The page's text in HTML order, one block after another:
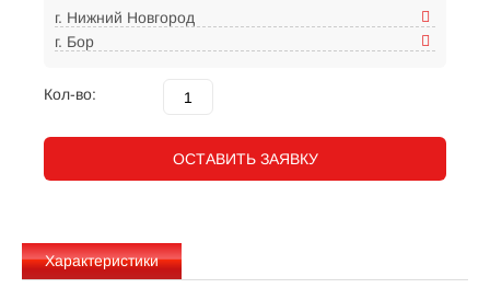
г. Нижний Новгород
г. Бор
Кол-во:
ОСТАВИТЬ ЗАЯВКУ
Характеристики